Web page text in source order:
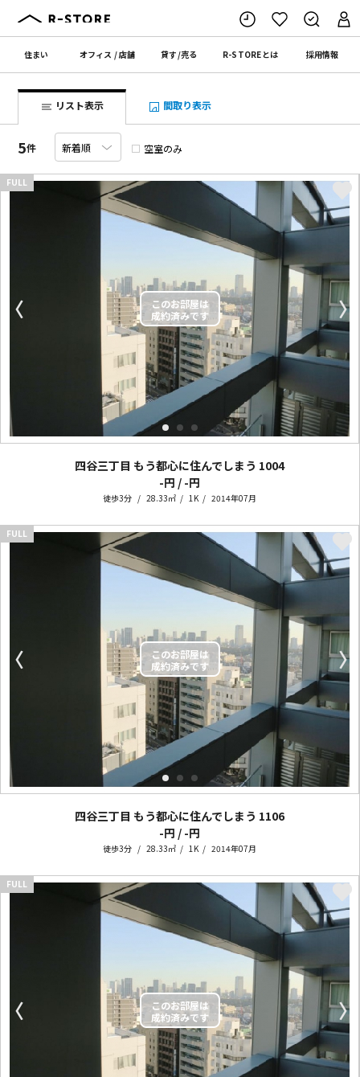
住まい オフィス /店舗 貸す/売る R-STOREとは 採用情報
リスト表示 間取り表示
5件 空室のみ
〈 〉
FULL
四谷三丁目 もう都心に住んでしまう 1004
-円 / -円
徒歩3分 28.33㎡ 1K 2014年07月
〈 〉
FULL
四谷三丁目 もう都心に住んでしまう 1106
-円 / -円
徒歩3分 28.33㎡ 1K 2014年07月
〈 〉
FULL